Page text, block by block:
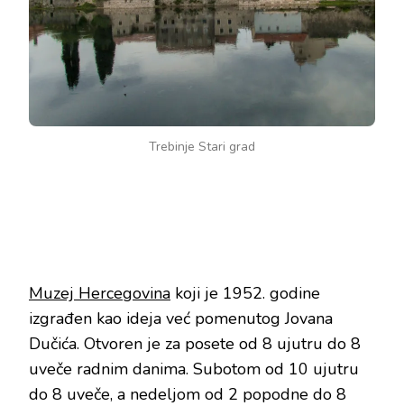
Trebinje Stari grad
Muzej Hercegovina koji je 1952. godine
izgrađen kao ideja već pomenutog Jovana
Dučića. Otvoren je za posete od 8 ujutru do 8
uveče radnim danima. Subotom od 10 ujutru
do 8 uveče, a nedeljom od 2 popodne do 8